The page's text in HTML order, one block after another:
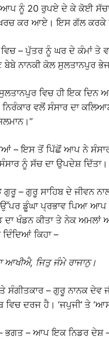
ਆਪ ਨੂੰ 20 ਰੁਪਏ ਦੇ ਕੇ ਕੋਈ
ਕਰ ਆਏ। ਇਸ ਗੱਲ ਕਰਕੇ
– ਪੁੱਤਰ ਨੂੰ ਘਰ ਦੇ ਕੰਮਾਂ ਤੇ
ਨਾਨਕੀ ਕੋਲ ਸੁਲਤਾਨਪੁਰ
ਵਿਚ ਹੀ ਇਕ ਦਿਨ
ਵਲੋਂ ਸੰਸਾਰ ਦਾ
– ਇਸ ਤੋਂ ਪਿੱਛੋਂ ਆਪ ਨੇ
ਨੂੰ ਸੱਚ ਦਾ ਉਪਦੇਸ਼
ਗੁਰੂ – ਗੁਰੂ ਸਾਹਿਬ ਦੇ ਜੀਵਨ
ਡੂੰਘਾ ਪ੍ਰਭਾਵ ਪਿਆ ਆਪ
ਦਾ ਖੰਡਨ ਕੀਤਾ ਤੇ ਨੇਕ
ਕਿਹਾ –
ਆਖੀਐ, ਜਿਤੁ ਜੰਮੇ ਰਾਜਾਨੁ।
ਸੰਗੀਤਕਾਰ – ਗੁਰੂ ਨਾਨਕ
ਵਿਚ ਦਰਜ ਹੈ। ‘ਜਪੁਜੀ’ ਤੇ
ਭਗਤ – ਆਪ ਇਕ ਨਿਡਰ ਦੇਸ਼